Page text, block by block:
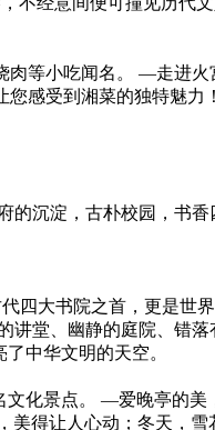
等小吃闻名。 —走进
感受到湘菜的独特魅
沉淀，古朴校园，书
四大书院之首，更是世
堂、幽静的庭院、错
中华文明的天空。
化景点。 —爱晚亭的
美得让人心动；冬天，